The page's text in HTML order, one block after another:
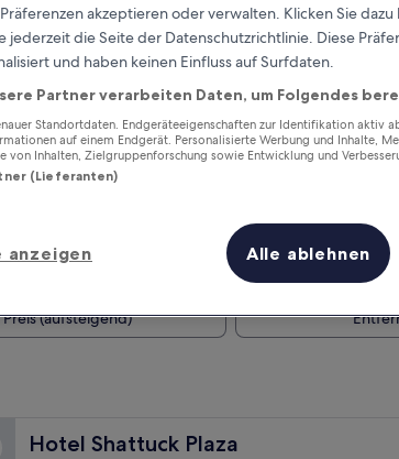
Verdiene Prämien für jede
wahrgenommene Übernachtung
Morgen
Dieses
7. Aug.
Preis (aufsteigend)
Hotel Shattuck Plaza
Hotel Shattuck Plaza
akzeptieren oder verwalten. Klicken Sie
jederzeit die Seite der Datenschutzrichtlinie. Diese
und haben keinen Einfluss auf Surfdaten.
Partner verarbeiten Daten, um Folgendes
Standortdaten. Endgeräteeigenschaften zur Identifikation aktiv
auf einem Endgerät. Personalisierte Werbung und Inhalte,
von Inhalten, Zielgruppenforschung sowie Entwicklung und
(Lieferanten)
anzeigen Alle ablehnen